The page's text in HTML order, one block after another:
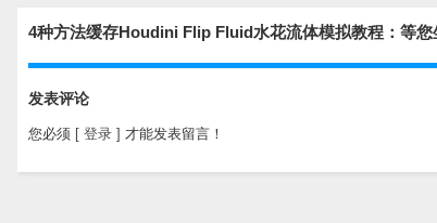
4种方法缓存Houdini Flip Fluid水花流体模拟教程：等您
发表评论
您必须 [ 登录 ] 才能发表留言！